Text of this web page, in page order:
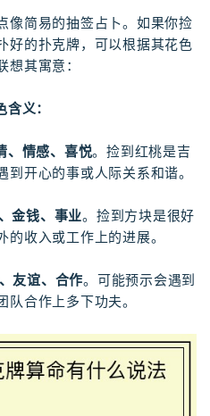
像简易的抽签占卜。如果你捡
好的扑克牌，可以根据其花色
想其寓意：
含义：
、情感、喜悦。捡到红桃是吉
开心的事或人际关系和谐。
金钱、事业。捡到方块是很好
的收入或工作上的进展。
友谊、合作。可能预示会遇到
队合作上多下功夫。